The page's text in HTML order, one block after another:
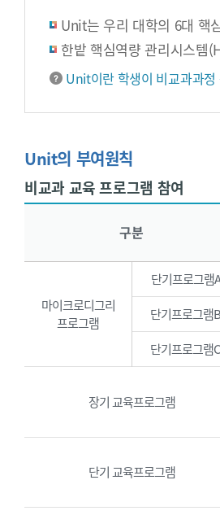
Unit는 우리 대학의 6대 핵
한밭 핵심역량 관리시스템
Unit이란 학생이 비교과과
Unit의 부여원칙
비교과 교육 프로그램 참여
비교과 교육 프로그램 참여 - 구분, 1일 인정(Unit), 프로그램당 한도(Unit), 1일 이수시간, 총 이수시간 비고로 구성된 표입니다.
구분
마이크로디그리
프로그램
단기프로그램A
단기프로그램B
단기프로그램C
장기 교육프로그램
단기 교육프로그램